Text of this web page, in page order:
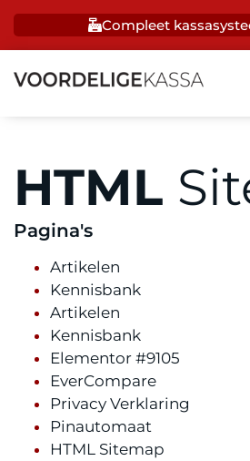
Compleet
HTML
Pagina's
Artikelen
Kennisbank
Artikelen
Kennisbank
Elementor #9105
EverCompare
Privacy Verklaring
Pinautomaat
HTML Sitemap